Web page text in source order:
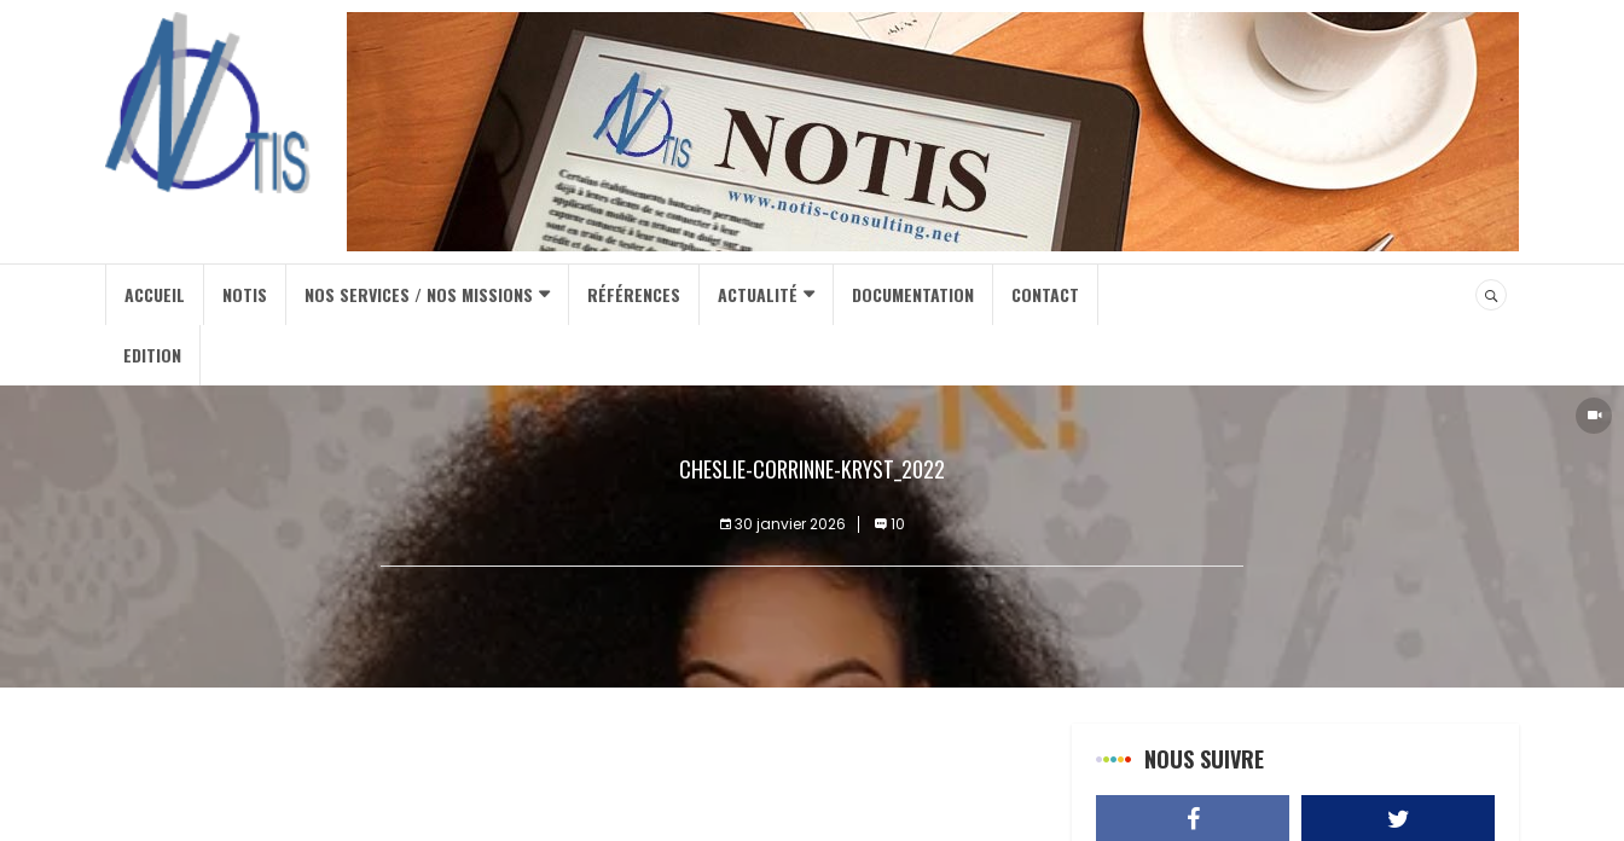
ACCUEIL NOTIS NOS SERVICES / NOS MISSIONS RÉFÉRENCES ACTUALITÉ DOCUMENTATION CONTACT
EDITION
CHESLIE-CORRINNE-KRYST_2022
30 janvier 2026 10
NOUS SUIVRE